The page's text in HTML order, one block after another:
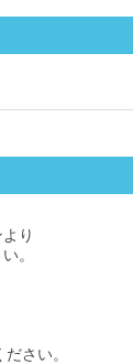
り
。
さい。